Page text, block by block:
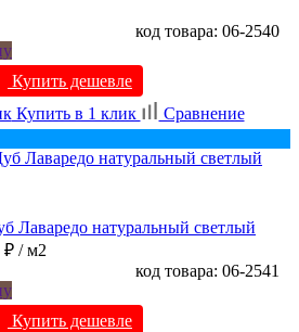
код товара: 06-2540
Купить дешевле
Купить в 1 клик
Сравнение
Лаваредо натуральный светлый
₽ / м2
код товара: 06-2541
Купить дешевле